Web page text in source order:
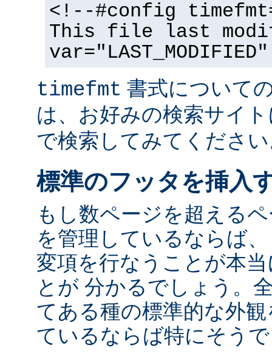
<!--#config
This file last
timefmt 書式について
は、お好みの検索サイ
で検索してみてくださ
標準のフッタを挿入
もし数ページを超える
を管理しているならば
変項を行なうことが本
とが 分かるでしょう。
てある種の標準的な外
ているならば特にそう